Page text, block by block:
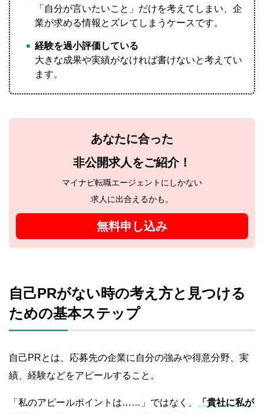
「自分が言いたいこと」だけを考えてしまい、企
業が求める情報とズレてしまうケースです。
経験を過小評価している
大きな成果や実績がなければ書けないと考えてい
ます。
あなたに合った
非公開求人をご紹介！
マイナビ転職エージェントにしかない
求人に出合えるかも。
無料申し込み
自己PRがない時の考え方と見つける
ための基本ステップ
自己PRとは、応募先の企業に自分の強みや得意分野、実
績、経験などをアピールすること。
「私のアピールポイントは……」ではなく、
「貴社に私が